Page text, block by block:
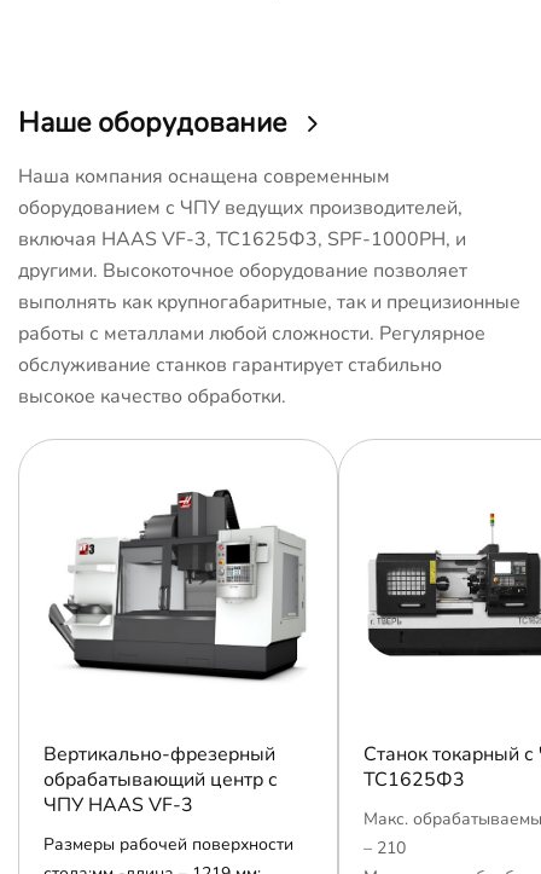
Наше оборудование
Наша компания оснащена современным
оборудованием с ЧПУ ведущих производителей,
включая HAAS VF-3, ТС1625Ф3, SPF-1000PH, и
другими. Высокоточное оборудование позволяет
выполнять как крупногабаритные, так и прецизионные
работы с металлами любой сложности. Регулярное
обслуживание станков гарантирует стабильно
высокое качество обработки.
Вертикально-фрезерный
обрабатывающий центр с
ЧПУ HAAS VF-3
Размеры рабочей поверхности
Станок токарный
ТС1625Ф3
Макс.
– 210